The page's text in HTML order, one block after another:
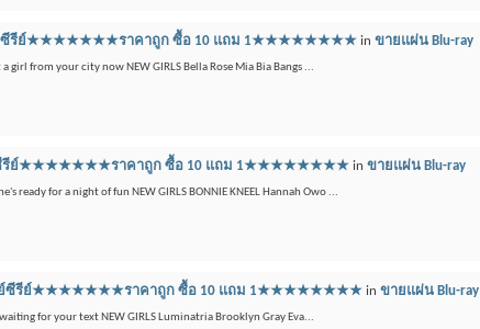
รย์ซีรีย์★★★★★★★ราคาถูก ซื้อ 10 แถม 1★★★★★★★★ in ขายแผ่น Blu-ray
girl from your city now NEW GIRLS Bella Rose Mia Bia Bangs ...
ย์ซีรีย์★★★★★★★ราคาถูก ซื้อ 10 แถม 1★★★★★★★★ in ขายแผ่น Blu-ray
ready for a night of fun NEW GIRLS BONNIE KNEEL Hannah Owo ...
รย์ซีรีย์★★★★★★★ราคาถูก ซื้อ 10 แถม 1★★★★★★★★ in ขายแผ่น Blu-ray
for your text NEW GIRLS Luminatria Brooklyn Gray Eva...